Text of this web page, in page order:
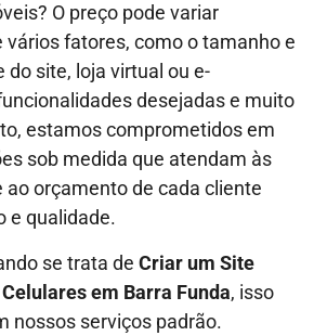
O preço pode variar
vários fatores, como o tamanho e
do site, loja virtual ou e-
desejadas e muito
estamos comprometidos em
sob medida que atendam às
ao orçamento de cada cliente
e qualidade.
se trata de Criar um Site
em Barra Funda, isso
nossos serviços padrão.